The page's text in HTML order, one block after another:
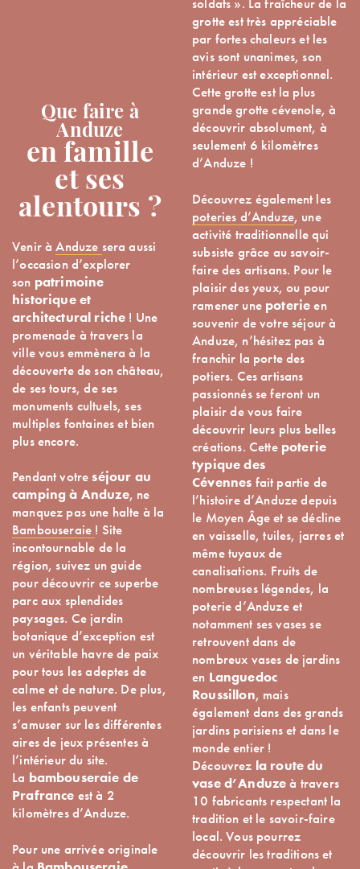
Que faire à
Anduze
en famille
et ses
alentours ?
Venir àAnduze sera aussi
l’occasion d’explorer
son patrimoine
historique et
architectural riche ! Une
promenade à travers la
ville vous emmènera à la
découverte de son château,
de ses tours, de ses
monuments cultuels, ses
multiples fontaines et bien
plus encore.
Pendant votreséjour au
camping à Anduze, ne
manquez pas une halte à la
Bambouseraie ! Site
incontournable de la
région, suivez un guide
pour découvrir ce superbe
parc aux splendides
paysages. Ce jardin
botanique d’exception est
un véritable havre de paix
pour tous les adeptes de
calme et de nature. De plus,
les enfants peuvent
s’amuser sur les différentes
aires de jeux présentes à
l’intérieur du site.
La bambouseraie de
Prafrance est à 2
kilomètres d’Anduze.
Pour une arrivée originale
grotte est très appréciable
par fortes chaleurs et les
avis sont unanimes, son
intérieur est exceptionnel.
Cette grotte est la plus
grande grotte cévenole, à
découvrir absolument, à
seulement 6 kilomètres
d’Anduze !
Découvrez également les
poteries d’Anduze, une
activité traditionnelle qui
subsiste grâce au savoir-
faire des artisans. Pour le
plaisir des yeux, ou pour
ramener une poterieen
souvenir de votre séjour à
Anduze, n’hésitez pas à
franchir la porte des
potiers. Ces artisans
passionnés se feront un
plaisir de vous faire
découvrir leurs plus belles
créations. Cette poterie
typique des
Cévennes fait partie de
l’histoire d’Anduze depuis
le Moyen Âge et se décline
en vaisselle, tuiles, jarres et
même tuyaux de
canalisations. Fruits de
nombreuses légendes, la
poterie d’Anduze et
notamment ses vases se
retrouvent dans de
nombreux vases de jardins
en Languedoc
Roussillon, mais
également dans des grands
jardins parisiens et dans le
monde entier !
Découvrez la route du
vase d’Anduzeà travers
10 fabricants respectant la
tradition et le savoir-faire
local. Vous pourrez
découvrir les traditions et